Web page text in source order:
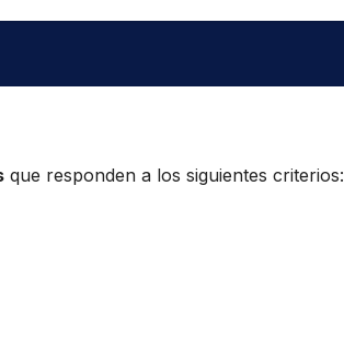
que responden a los siguientes criterios: